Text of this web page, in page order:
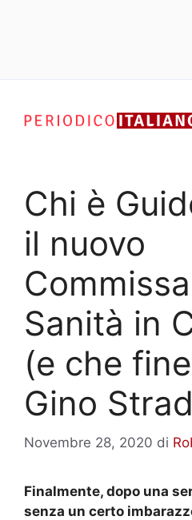
contenuto
Chi è
il nuovo
Sanità in
(e che
Gino
Novembre 28, 2020 di
Finalmente, dopo una
senza un certo